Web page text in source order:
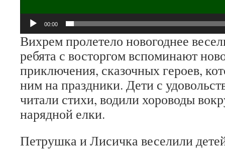
00:00
Вихрем пролетело новогоднее
ребята с восторгом вспоминают
приключения, сказочных героев,
ним на праздники. Дети с
читали стихи, водили хороводы
нарядной елки.
Петрушка и Лисичка веселили